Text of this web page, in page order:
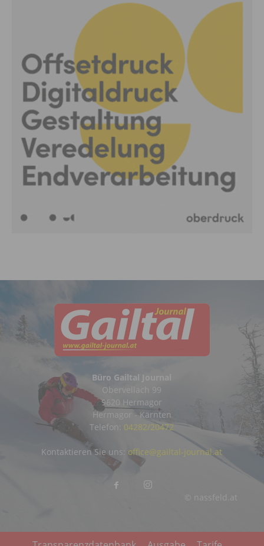
Büro Gailtal Journal
Obervellach 99
9620 Hermagor
Hermagor - Kärnten
Telefon: 04282/20472
© nassfeld.at
Kontaktieren Sie uns: office@gailtal-journal.at